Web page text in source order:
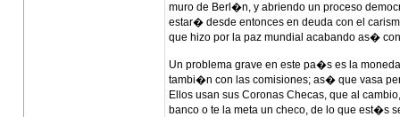
muro de Berl�n, y abriendo un proceso
estar� desde entonces en deuda con el
que hizo por la paz mundial acabando as�
Un problema grave en este pa�s es la
tambi�n con las comisiones; as� que vasa
Ellos usan sus Coronas Checas, que al
banco o te la meta un checo, de lo que est�s